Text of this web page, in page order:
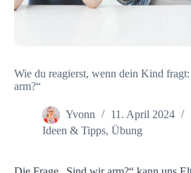
Wie du reagierst, wenn dein Kind
arm?“
Yvonn
11. April 2024
Ideen & Tipps, Übung